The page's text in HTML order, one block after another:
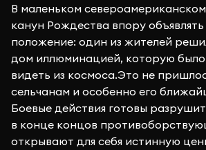
В маленьком
канун Рождества впору
положение: один из жителей
дом иллюминацией, которую
видеть из космоса.Это не
сельчанам и особенно его
Боевые действия готовы
в конце концов
открывают для себя истинную